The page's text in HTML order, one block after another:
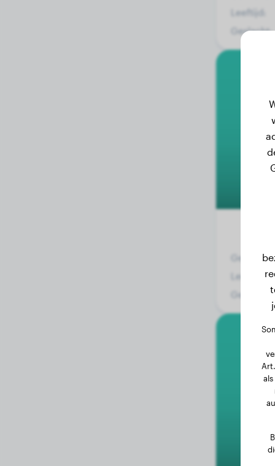
Leeftijd:
Geslacht:
Gewicht:
Leeftijd:
Geslacht: